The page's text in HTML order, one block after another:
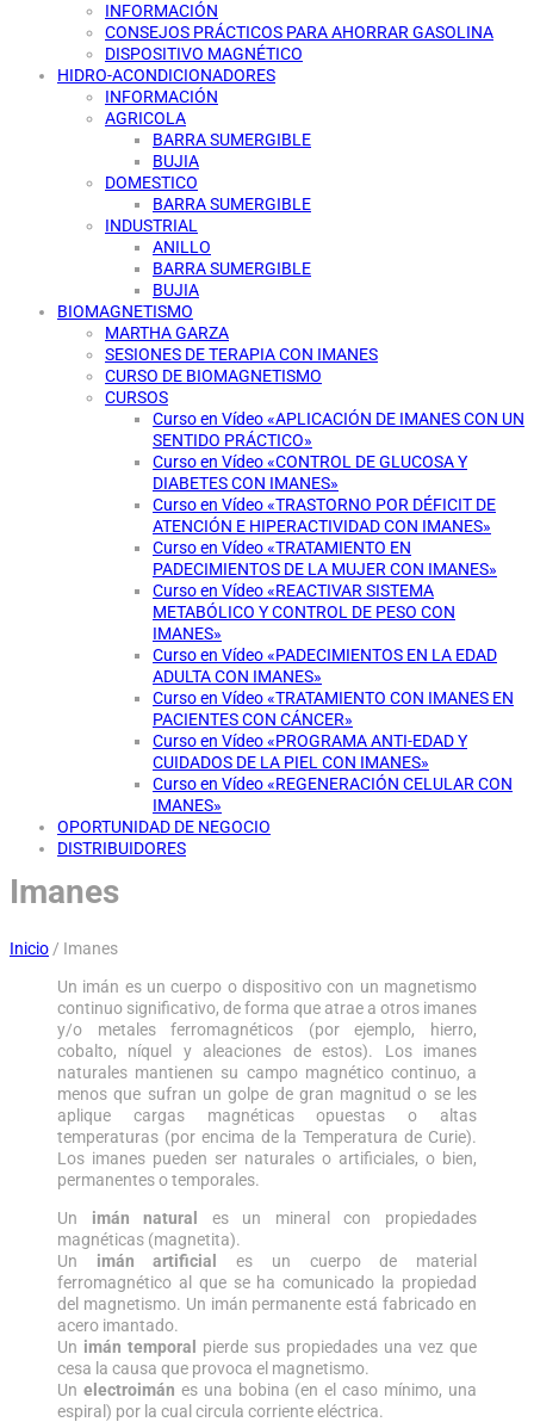
INFORMACIÓN
CONSEJOS PRÁCTICOS PARA AHORRAR GASOLINA
DISPOSITIVO MAGNÉTICO
HIDRO-ACONDICIONADORES
INFORMACIÓN
AGRICOLA
BARRA SUMERGIBLE
BUJIA
DOMESTICO
BARRA SUMERGIBLE
INDUSTRIAL
ANILLO
BARRA SUMERGIBLE
BUJIA
BIOMAGNETISMO
MARTHA GARZA
SESIONES DE TERAPIA CON IMANES
CURSO DE BIOMAGNETISMO
CURSOS
Curso en Vídeo «APLICACIÓN DE IMANES CON UN
SENTIDO PRÁCTICO»
Curso en Vídeo «CONTROL DE GLUCOSA Y
DIABETES CON IMANES»
Curso en Vídeo «TRASTORNO POR DÉFICIT DE
ATENCIÓN E HIPERACTIVIDAD CON IMANES»
Curso en Vídeo «TRATAMIENTO EN
PADECIMIENTOS DE LA MUJER CON IMANES»
Curso en Vídeo «REACTIVAR SISTEMA
METABÓLICO Y CONTROL DE PESO CON
IMANES»
Curso en Vídeo «PADECIMIENTOS EN LA EDAD
ADULTA CON IMANES»
Curso en Vídeo «TRATAMIENTO CON IMANES EN
PACIENTES CON CÁNCER»
Curso en Vídeo «PROGRAMA ANTI-EDAD Y
CUIDADOS DE LA PIEL CON IMANES»
Curso en Vídeo «REGENERACIÓN CELULAR CON
IMANES»
OPORTUNIDAD DE NEGOCIO
DISTRIBUIDORES
Imanes
Inicio / Imanes
Un imán es un cuerpo o dispositivo con un magnetismo
continuo significativo, de forma que atrae a otros imanes
y/o metales ferromagnéticos (por ejemplo, hierro,
cobalto, níquel y aleaciones de estos). Los imanes
naturales mantienen su campo magnético continuo, a
menos que sufran un golpe de gran magnitud o se les
aplique cargas magnéticas opuestas o altas
temperaturas (por encima de la Temperatura de Curie).
Los imanes pueden ser naturales o artificiales, o bien,
permanentes o temporales.
Un imán natural es un mineral con propiedades
magnéticas (magnetita).
Un imán artificial es un cuerpo de material
ferromagnético al que se ha comunicado la propiedad
del magnetismo. Un imán permanente está fabricado en
acero imantado.
Un imán temporal pierde sus propiedades una vez que
cesa la causa que provoca el magnetismo.
Un electroimán es una bobina (en el caso mínimo, una
espiral) por la cual circula corriente eléctrica.